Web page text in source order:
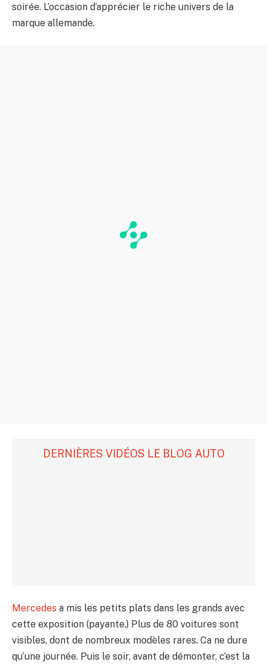
soirée. L’occasion d’apprécier le riche univers de la
marque allemande.
DERNIÈRES VIDÉOS LE BLOG AUTO
Mercedes a mis les petits plats dans les grands avec
cette exposition (payante.) Plus de 80 voitures sont
visibles, dont de nombreux modèles rares. Ca ne dure
qu’une journée. Puis le soir, avant de démonter, c’est la